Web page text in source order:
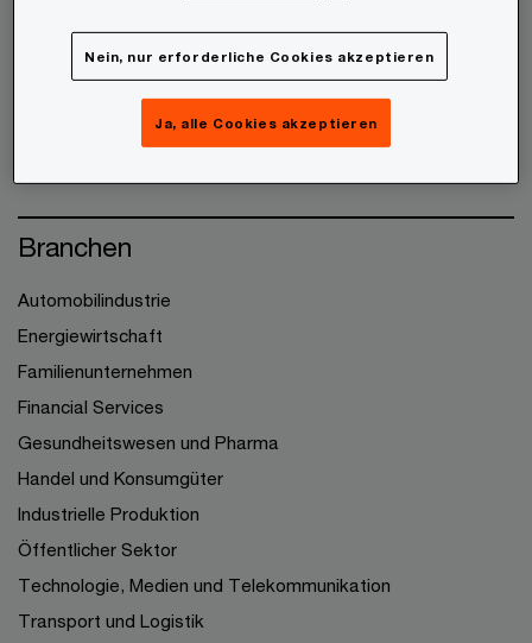
Dienstleistungen
Wirtschaftsprüfung
Branchen
Automobilindustrie
Energiewirtschaft
Familienunternehmen
Financial Services
Gesundheitswesen und Pharma
Handel und Konsumgüter
Industrielle Produktion
Öffentlicher Sektor
Technologie, Medien und Telekommunikation
Transport und Logistik
Nein, nur erforderliche Cookies akzeptieren
Ja, alle Cookies akzeptieren